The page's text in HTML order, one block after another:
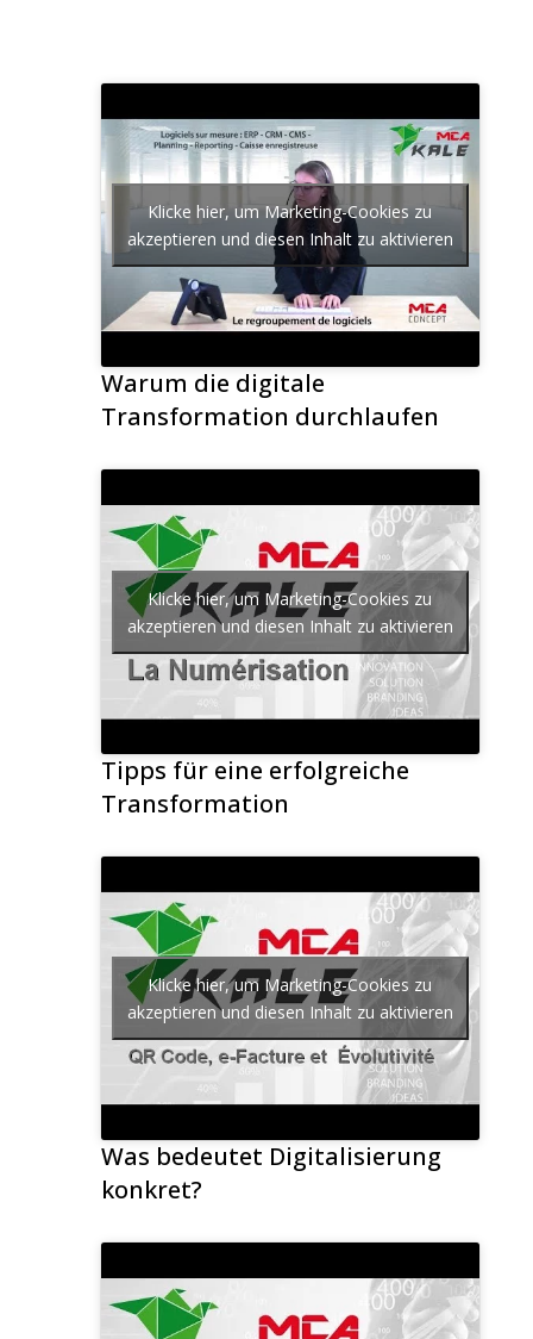
Klicke hier, um Marketing-Cookies zu
akzeptieren und diesen Inhalt zu aktivieren
Warum die digitale
Transformation durchlaufen
Klicke hier, um Marketing-Cookies zu
akzeptieren und diesen Inhalt zu aktivieren
Tipps für eine erfolgreiche
Transformation
Klicke hier, um Marketing-Cookies zu
akzeptieren und diesen Inhalt zu aktivieren
Was bedeutet Digitalisierung
konkret?